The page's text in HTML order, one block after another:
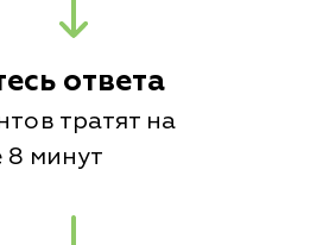
ответа
тратят на
8 минут